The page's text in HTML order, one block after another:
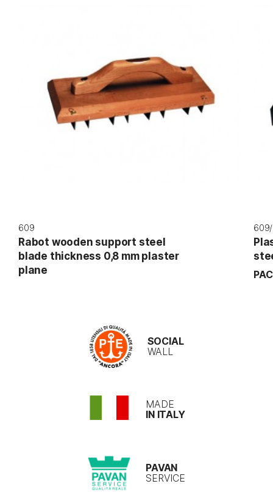
609
Rabot wooden support steel
blade thickness 0,8 mm plaster
plane
SOCIAL
WALL
MADE
IN ITALY
PAVAN
SERVICE